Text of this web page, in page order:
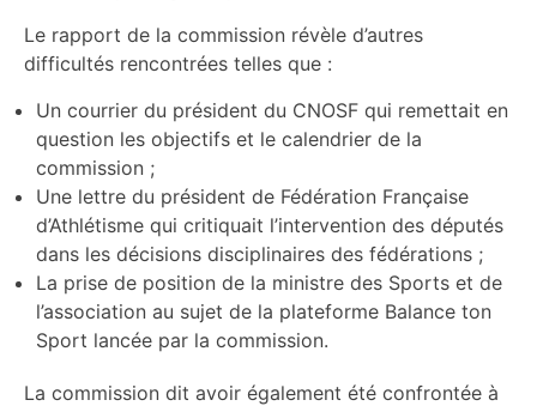
Le rapport de la commission révèle d’autres
difficultés rencontrées telles que :
Un courrier du président du CNOSF qui remettait en
question les objectifs et le calendrier de la
commission ;
Une lettre du président de Fédération Française
d’Athlétisme qui critiquait l’intervention des députés
dans les décisions disciplinaires des fédérations ;
La prise de position de la ministre des Sports et de
l’association au sujet de la plateforme Balance ton
Sport lancée par la commission.
La commission dit avoir également été confrontée à